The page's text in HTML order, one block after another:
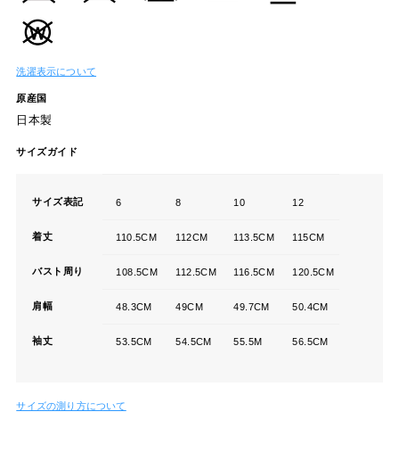
洗濯表示について
原産国
日本製
サイズガイド
サイズ表記 6 8 10 12
着丈 110.5CM 112CM 113.5CM 115CM
バスト周り 108.5CM 112.5CM 116.5CM 120.5CM
肩幅 48.3CM 49CM 49.7CM 50.4CM
袖丈 53.5CM 54.5CM 55.5M 56.5CM
サイズの測り方について